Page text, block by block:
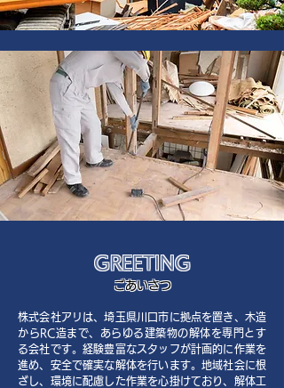
GREETING
ごあいさつ
株式会社アリは、埼玉県川口市に拠点を置き、木造
からRC造まで、あらゆる建築物の解体を専門とす
る会社です。経験豊富なスタッフが計画的に作業を
進め、安全で確実な解体を行います。地域社会に根
ざし、環境に配慮した作業を心掛けており、解体工